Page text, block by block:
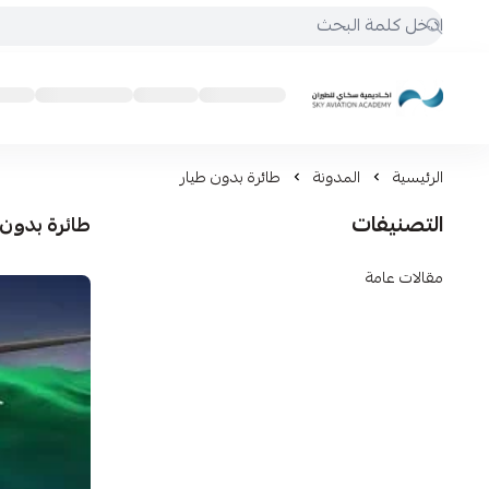
أكاديمية سكاي للطيران
الرئيسية المدونة طائرة بدون طيار
التصنيفات
مقالات عامة
طائرة